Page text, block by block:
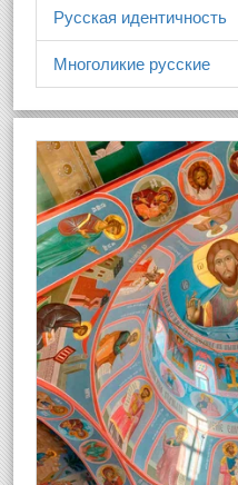
Русская идентичность
Многоликие русские